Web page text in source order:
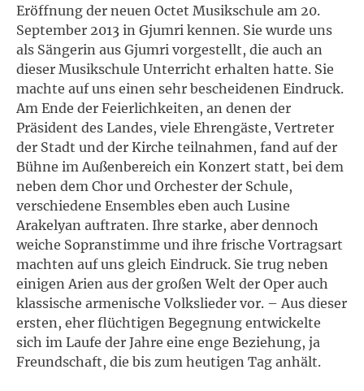
Eröffnung der neuen Octet Musikschule am 20.
September 2013 in Gjumri kennen. Sie wurde uns
als Sängerin aus Gjumri vorgestellt, die auch an
dieser Musikschule Unterricht erhalten hatte. Sie
machte auf uns einen sehr bescheidenen Eindruck.
Am Ende der Feierlichkeiten, an denen der
Präsident des Landes, viele Ehrengäste, Vertreter
der Stadt und der Kirche teilnahmen, fand auf der
Bühne im Außenbereich ein Konzert statt, bei dem
neben dem Chor und Orchester der Schule,
verschiedene Ensembles eben auch Lusine
Arakelyan auftraten. Ihre starke, aber dennoch
weiche Sopranstimme und ihre frische Vortragsart
machten auf uns gleich Eindruck. Sie trug neben
einigen Arien aus der großen Welt der Oper auch
klassische armenische Volkslieder vor. – Aus dieser
ersten, eher flüchtigen Begegnung entwickelte
sich im Laufe der Jahre eine enge Beziehung, ja
Freundschaft, die bis zum heutigen Tag anhält.